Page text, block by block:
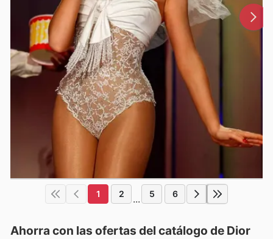
1 2 ... 5 6
Ahorra con las ofertas del catálogo de Dior